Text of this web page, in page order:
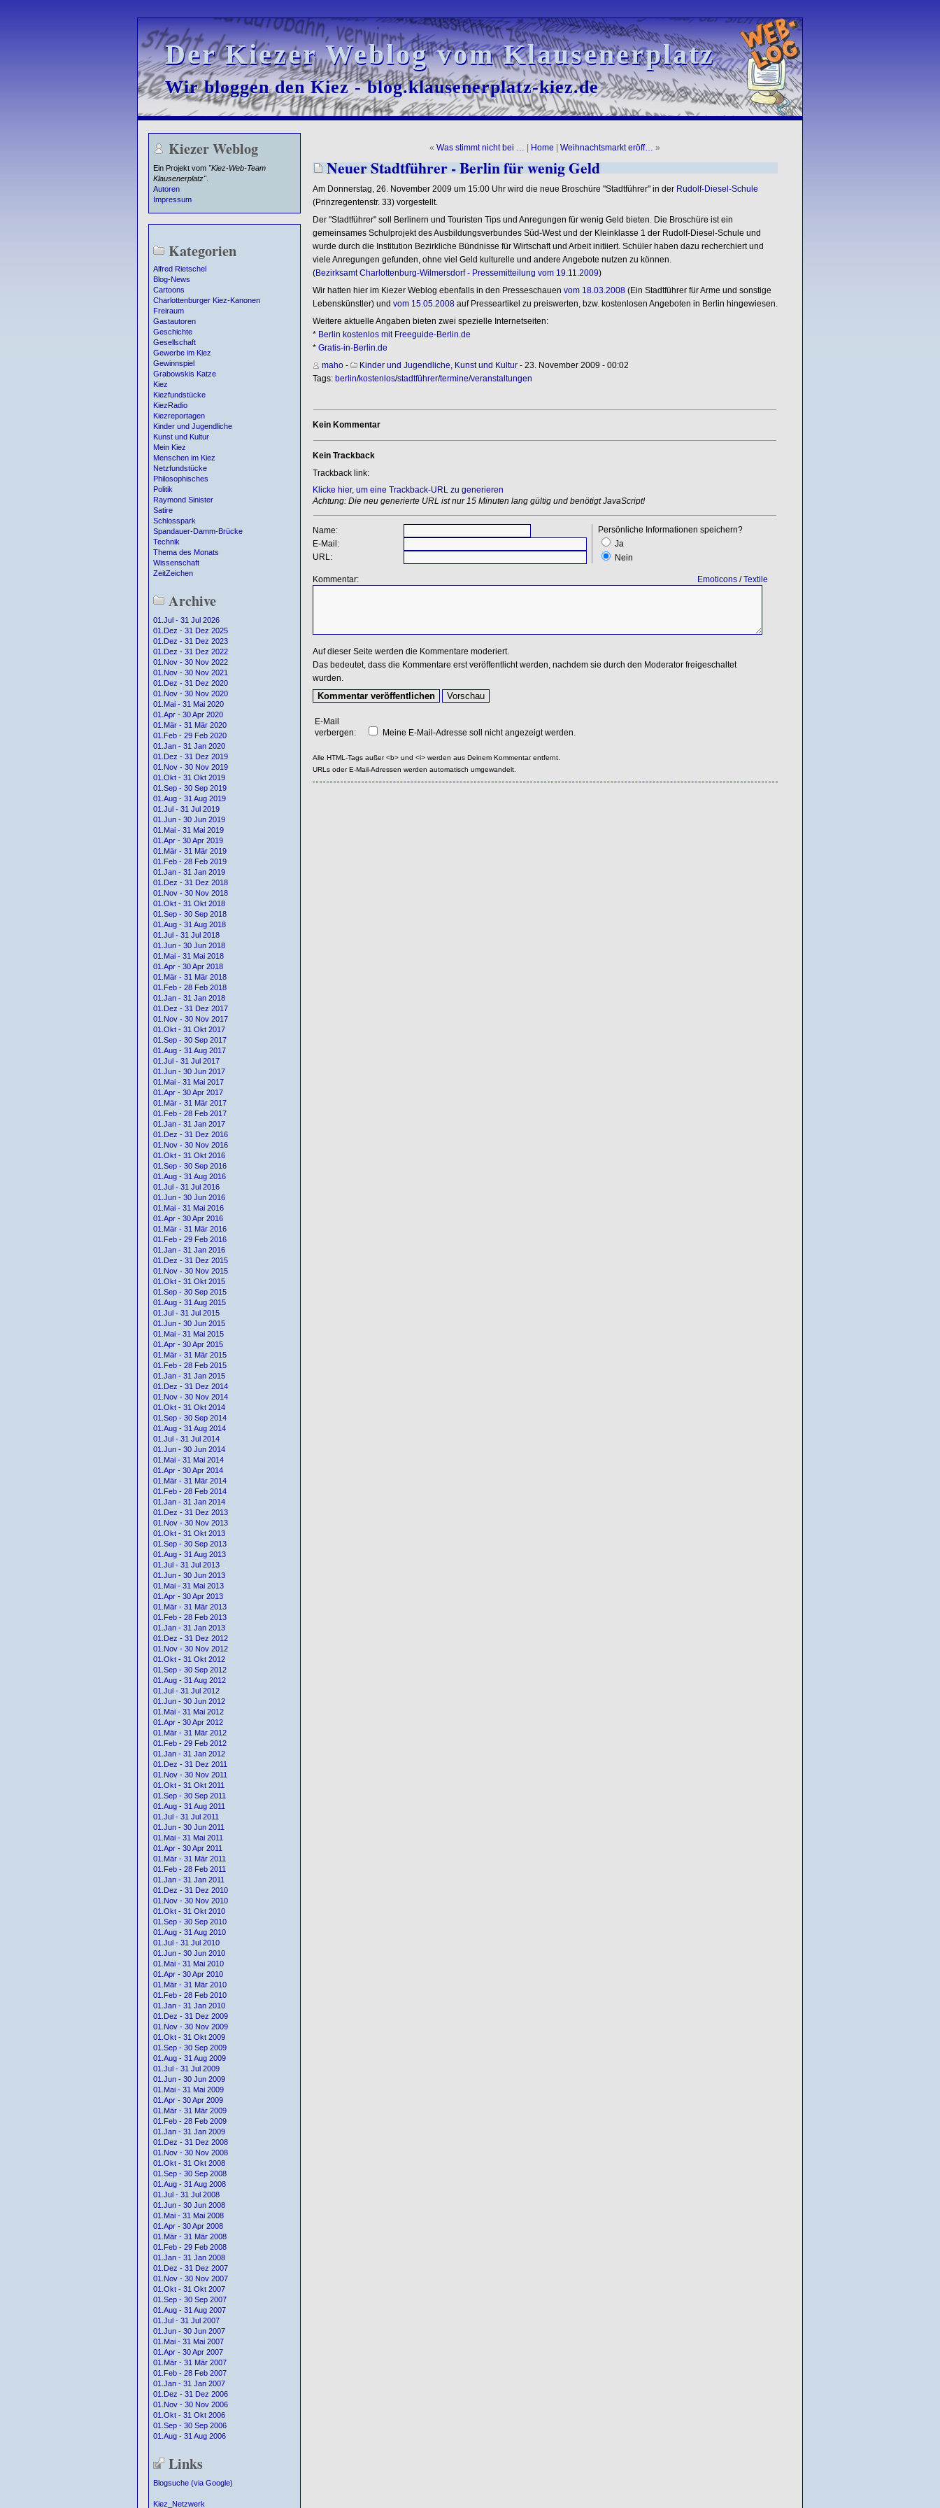
Der Kiezer Weblog vom Klausenerplatz
Der Kiezer Weblog vom Klausenerplatz
Wir bloggen den Kiez - blog.klausenerplatz-kiez.de
Wir bloggen den Kiez - blog.klausenerplatz-kiez.de
Kiezer Weblog
Ein Projekt vom "Kiez-Web-Team
Klausenerplatz".
Autoren
Impressum
Kategorien
Alfred Rietschel
Blog-News
Cartoons
Charlottenburger Kiez-Kanonen
Freiraum
Gastautoren
Geschichte
Gesellschaft
Gewerbe im Kiez
Gewinnspiel
Grabowskis Katze
Kiez
Kiezfundstücke
KiezRadio
Kiezreportagen
Kinder und Jugendliche
Kunst und Kultur
Mein Kiez
Menschen im Kiez
Netzfundstücke
Philosophisches
Politik
Raymond Sinister
Satire
Schlosspark
Spandauer-Damm-Brücke
Technik
Thema des Monats
Wissenschaft
ZeitZeichen
Archive
01.Jul - 31 Jul 2026
01.Dez - 31 Dez 2025
01.Dez - 31 Dez 2023
01.Dez - 31 Dez 2022
01.Nov - 30 Nov 2022
01.Nov - 30 Nov 2021
01.Dez - 31 Dez 2020
01.Nov - 30 Nov 2020
01.Mai - 31 Mai 2020
01.Apr - 30 Apr 2020
01.Mär - 31 Mär 2020
01.Feb - 29 Feb 2020
01.Jan - 31 Jan 2020
01.Dez - 31 Dez 2019
01.Nov - 30 Nov 2019
01.Okt - 31 Okt 2019
01.Sep - 30 Sep 2019
01.Aug - 31 Aug 2019
01.Jul - 31 Jul 2019
01.Jun - 30 Jun 2019
01.Mai - 31 Mai 2019
01.Apr - 30 Apr 2019
01.Mär - 31 Mär 2019
01.Feb - 28 Feb 2019
01.Jan - 31 Jan 2019
01.Dez - 31 Dez 2018
01.Nov - 30 Nov 2018
01.Okt - 31 Okt 2018
01.Sep - 30 Sep 2018
01.Aug - 31 Aug 2018
01.Jul - 31 Jul 2018
01.Jun - 30 Jun 2018
01.Mai - 31 Mai 2018
01.Apr - 30 Apr 2018
01.Mär - 31 Mär 2018
01.Feb - 28 Feb 2018
01.Jan - 31 Jan 2018
01.Dez - 31 Dez 2017
01.Nov - 30 Nov 2017
01.Okt - 31 Okt 2017
01.Sep - 30 Sep 2017
01.Aug - 31 Aug 2017
01.Jul - 31 Jul 2017
01.Jun - 30 Jun 2017
01.Mai - 31 Mai 2017
01.Apr - 30 Apr 2017
01.Mär - 31 Mär 2017
01.Feb - 28 Feb 2017
01.Jan - 31 Jan 2017
01.Dez - 31 Dez 2016
01.Nov - 30 Nov 2016
01.Okt - 31 Okt 2016
01.Sep - 30 Sep 2016
01.Aug - 31 Aug 2016
01.Jul - 31 Jul 2016
01.Jun - 30 Jun 2016
01.Mai - 31 Mai 2016
01.Apr - 30 Apr 2016
01.Mär - 31 Mär 2016
01.Feb - 29 Feb 2016
01.Jan - 31 Jan 2016
01.Dez - 31 Dez 2015
01.Nov - 30 Nov 2015
01.Okt - 31 Okt 2015
01.Sep - 30 Sep 2015
01.Aug - 31 Aug 2015
01.Jul - 31 Jul 2015
01.Jun - 30 Jun 2015
01.Mai - 31 Mai 2015
01.Apr - 30 Apr 2015
01.Mär - 31 Mär 2015
01.Feb - 28 Feb 2015
01.Jan - 31 Jan 2015
01.Dez - 31 Dez 2014
01.Nov - 30 Nov 2014
01.Okt - 31 Okt 2014
01.Sep - 30 Sep 2014
01.Aug - 31 Aug 2014
01.Jul - 31 Jul 2014
01.Jun - 30 Jun 2014
01.Mai - 31 Mai 2014
01.Apr - 30 Apr 2014
01.Mär - 31 Mär 2014
01.Feb - 28 Feb 2014
01.Jan - 31 Jan 2014
01.Dez - 31 Dez 2013
01.Nov - 30 Nov 2013
01.Okt - 31 Okt 2013
01.Sep - 30 Sep 2013
01.Aug - 31 Aug 2013
01.Jul - 31 Jul 2013
01.Jun - 30 Jun 2013
01.Mai - 31 Mai 2013
01.Apr - 30 Apr 2013
01.Mär - 31 Mär 2013
01.Feb - 28 Feb 2013
01.Jan - 31 Jan 2013
01.Dez - 31 Dez 2012
01.Nov - 30 Nov 2012
01.Okt - 31 Okt 2012
01.Sep - 30 Sep 2012
01.Aug - 31 Aug 2012
01.Jul - 31 Jul 2012
01.Jun - 30 Jun 2012
01.Mai - 31 Mai 2012
01.Apr - 30 Apr 2012
01.Mär - 31 Mär 2012
01.Feb - 29 Feb 2012
01.Jan - 31 Jan 2012
01.Dez - 31 Dez 2011
01.Nov - 30 Nov 2011
01.Okt - 31 Okt 2011
01.Sep - 30 Sep 2011
01.Aug - 31 Aug 2011
01.Jul - 31 Jul 2011
01.Jun - 30 Jun 2011
01.Mai - 31 Mai 2011
01.Apr - 30 Apr 2011
01.Mär - 31 Mär 2011
01.Feb - 28 Feb 2011
01.Jan - 31 Jan 2011
01.Dez - 31 Dez 2010
01.Nov - 30 Nov 2010
01.Okt - 31 Okt 2010
01.Sep - 30 Sep 2010
01.Aug - 31 Aug 2010
01.Jul - 31 Jul 2010
01.Jun - 30 Jun 2010
01.Mai - 31 Mai 2010
01.Apr - 30 Apr 2010
01.Mär - 31 Mär 2010
01.Feb - 28 Feb 2010
01.Jan - 31 Jan 2010
01.Dez - 31 Dez 2009
01.Nov - 30 Nov 2009
01.Okt - 31 Okt 2009
01.Sep - 30 Sep 2009
01.Aug - 31 Aug 2009
01.Jul - 31 Jul 2009
01.Jun - 30 Jun 2009
01.Mai - 31 Mai 2009
01.Apr - 30 Apr 2009
01.Mär - 31 Mär 2009
01.Feb - 28 Feb 2009
01.Jan - 31 Jan 2009
01.Dez - 31 Dez 2008
01.Nov - 30 Nov 2008
01.Okt - 31 Okt 2008
01.Sep - 30 Sep 2008
01.Aug - 31 Aug 2008
01.Jul - 31 Jul 2008
01.Jun - 30 Jun 2008
01.Mai - 31 Mai 2008
01.Apr - 30 Apr 2008
01.Mär - 31 Mär 2008
01.Feb - 29 Feb 2008
01.Jan - 31 Jan 2008
01.Dez - 31 Dez 2007
01.Nov - 30 Nov 2007
01.Okt - 31 Okt 2007
01.Sep - 30 Sep 2007
01.Aug - 31 Aug 2007
01.Jul - 31 Jul 2007
01.Jun - 30 Jun 2007
01.Mai - 31 Mai 2007
01.Apr - 30 Apr 2007
01.Mär - 31 Mär 2007
01.Feb - 28 Feb 2007
01.Jan - 31 Jan 2007
01.Dez - 31 Dez 2006
01.Nov - 30 Nov 2006
01.Okt - 31 Okt 2006
01.Sep - 30 Sep 2006
01.Aug - 31 Aug 2006
Links
Blogsuche (via Google)
Kiez_Netzwerk
« Was stimmt nicht bei … Home Weihnachtsmarkt eröff… »
Neuer Stadtführer - Berlin für wenig Geld
Am Donnerstag, 26. November 2009 um 15:00 Uhr wird die neue Broschüre "Stadtführer" in der Rudolf-Diesel-Schule
(Prinzregentenstr. 33) vorgestellt.
Der "Stadtführer" soll Berlinern und Touristen Tips und Anregungen für wenig Geld bieten. Die Broschüre ist ein
gemeinsames Schulprojekt des Ausbildungsverbundes Süd-West und der Kleinklasse 1 der Rudolf-Diesel-Schule und
wurde durch die Institution Bezirkliche Bündnisse für Wirtschaft und Arbeit initiiert. Schüler haben dazu recherchiert und
viele Anregungen gefunden, ohne viel Geld kulturelle und andere Angebote nutzen zu können.
(Bezirksamt Charlottenburg-Wilmersdorf - Pressemitteilung vom 19.11.2009)
Wir hatten hier im Kiezer Weblog ebenfalls in den Presseschauen vom 18.03.2008(Ein Stadtführer für Arme und sonstige
Lebenskünstler) und vom 15.05.2008auf Presseartikel zu preiswerten, bzw. kostenlosen Angeboten in Berlin hingewiesen.
Weitere aktuelle Angaben bieten zwei spezielle Internetseiten:
* Berlin kostenlos mit Freeguide-Berlin.de
* Gratis-in-Berlin.de
maho- Kinder und Jugendliche Kunst und Kultur- 23. November 2009 - 00:02
Tags: berlin/kostenlos/stadtführer/termine/veranstaltungen
Kein Kommentar
Kein Trackback
Trackback link:
Klicke hier, um eine Trackback-URL zu generieren
Achtung: Die neu generierte URL ist nur 15 Minuten lang gültig und benötigt JavaScript!
Name:
Persönliche Informationen speichern?
Ja
Nein
E-Mail:
URL:
Kommentar: Emoticons/Textile
Auf dieser Seite werden die Kommentare moderiert.
Das bedeutet, dass die Kommentare erst veröffentlicht werden, nachdem sie durch den Moderator freigeschaltet
wurden.
E-Mail
verbergen:
Meine E-Mail-Adresse soll nicht angezeigt werden.
Alle HTML-Tags außer <b> und <i> werden aus Deinem Kommentar entfernt.
URLs oder E-Mail-Adressen werden automatisch umgewandelt.